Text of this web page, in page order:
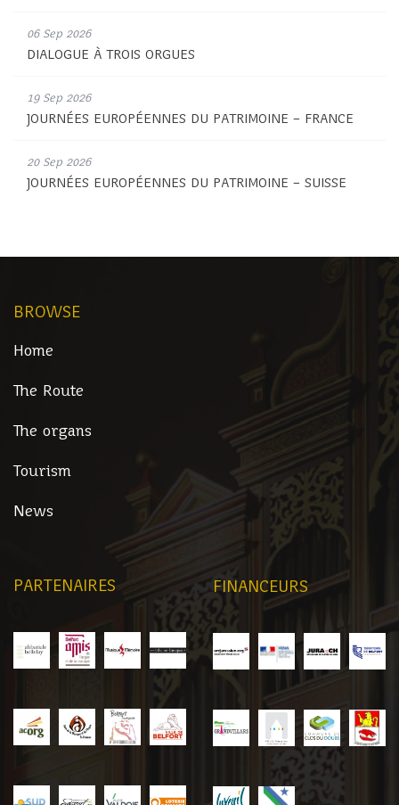
06 Sep 2026
DIALOGUE À TROIS ORGUES
19 Sep 2026
JOURNÉES EUROPÉENNES DU PATRIMOINE – FRANCE
20 Sep 2026
JOURNÉES EUROPÉENNES DU PATRIMOINE – SUISSE
BROWSE
Home
The Route
The organs
Tourism
News
PARTENAIRES FINANCEURS